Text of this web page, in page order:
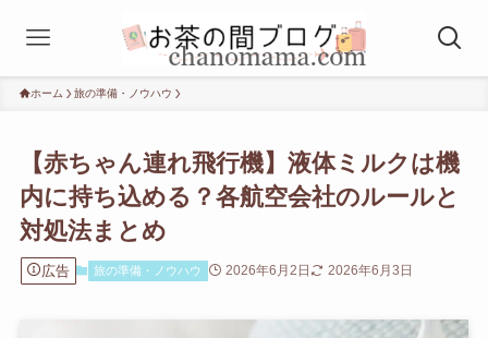
ホーム 旅の準備・ノウハウ
【赤ちゃん連れ飛行機】液体ミルクは機
内に持ち込める？各航空会社のルールと
対処法まとめ
広告 旅の準備・ノウハウ 2026年6月2日 2026年6月3日